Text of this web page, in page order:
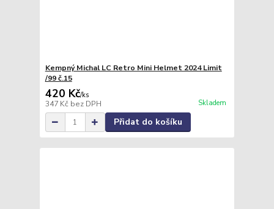
Kempný Michal LC Retro Mini Helmet 2024 Limit
/99 č.15
420 Kč/ks
347 Kč bez DPH Skladem
Přidat do košíku